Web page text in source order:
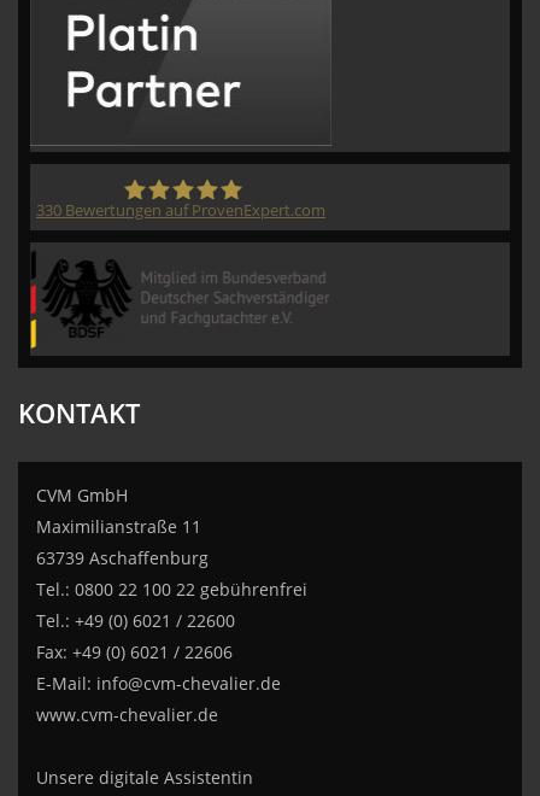
330 Bewertungen auf ProvenExpert.com
KONTAKT
CVM GmbH
Maximilianstraße 11
63739 Aschaffenburg
Tel.: 0800 22 100 22 gebührenfrei
Tel.: +49 (0) 6021 / 22600
Fax: +49 (0) 6021 / 22606
E-Mail: info@cvm-chevalier.de
www.cvm-chevalier.de
Unsere digitale Assistentin